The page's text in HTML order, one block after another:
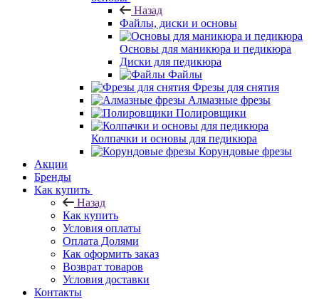
Назад
Файлы, диски и основы
Основы для маникюра и педикюра
Диски для педикюра
Файлы
Фрезы для снятия
Алмазные фрезы
Полировщики
Колпачки и основы для педикюра
Корундовые фрезы
Акции
Бренды
Как купить
Назад
Как купить
Условия оплаты
Оплата Долями
Как оформить заказ
Возврат товаров
Условия доставки
Контакты